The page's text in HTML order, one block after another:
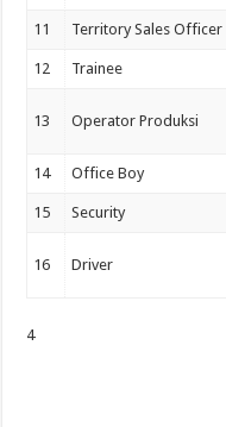
11 Territory Sales Officer
12 Trainee
13 Operator Produksi
14 Office Boy
15 Security
16 Driver
4